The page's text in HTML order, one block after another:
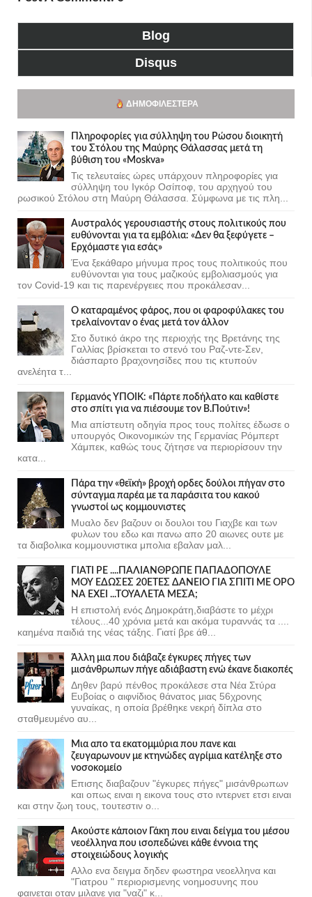
Blog
Disqus
ΔΗΜΟΦΙΛΈΣΤΕΡΑ
Πληροφορίες για σύλληψη του Ρώσου διοικητή
του Στόλου της Mαύρης Θάλασσας μετά τη
βύθιση του «Moskva»
Τις τελευταίες ώρες υπάρχουν πληροφορίες για
σύλληψη του Ιγκόρ Οσίποφ, του αρχηγού του
ρωσικού Στόλου στη Μαύρη Θάλασσα. Σύμφωνα με τις πλη...
Αυστραλός γερουσιαστής στους πολιτικούς που
ευθύνονται για τα εμβόλια: «Δεν θα ξεφύγετε –
Ερχόμαστε για εσάς»
Ένα ξεκάθαρο μήνυμα προς τους πολιτικούς που
ευθύνονται για τους μαζικούς εμβολιασμούς για
τον Covid-19 και τις παρενέργειες που προκάλεσαν...
Ο καταραμένος φάρος, που οι φαροφύλακες του
τρελαίνονταν ο ένας μετά τον άλλον
Στο δυτικό άκρο της περιοχής της Βρετάνης της
Γαλλίας βρίσκεται το στενό του Ραζ-ντε-Σεν,
διάσπαρτο βραχονησίδες που τις κτυπούν
ανελέητα τ...
Γερμανός ΥΠΟΙΚ: «Πάρτε ποδήλατο και καθίστε
στο σπίτι για να πιέσουμε τον Β.Πούτιν»!
Μια απίστευτη οδηγία προς τους πολίτες έδωσε ο
υπουργός Οικονομικών της Γερμανίας Ρόμπερτ
Χάμπεκ, καθώς τους ζήτησε να περιορίσουν την
κατα...
Πάρα την «θεϊκή» βροχή ορδες δούλοι πήγαν στο
σύνταγμα παρέα με τα παράσιτα του κακού
γνωστοί ως κομμουνιστες
Μυαλο δεν βαζουν οι δουλοι του Γιαχβε και των
φυλων του εδω και πανω απο 20 αιωνες ουτε με
τα διαβολικα κομμουνιστικα μπολια εβαλαν μαλ...
ΓΙΑΤΙ ΡΕ ....ΠΑΛΙΑΝΘΡΩΠΕ ΠΑΠΑΔΟΠΟΥΛΕ
ΜΟΥ ΕΔΩΣΕΣ 20ΕΤΕΣ ΔΑΝΕΙΟ ΓΙΑ ΣΠΙΤΙ ΜΕ ΟΡΟ
ΝΑ ΕΧΕΙ ...ΤΟΥΑΛΕΤΑ ΜΕΣΑ;
Η επιστολή ενός Δημοκράτη,διαβάστε το μέχρι
τέλους...40 χρόνια μετά και ακόμα τυραννάς τα ....
καημένα παιδιά της νέας τάξης. Γιατί βρε άθ...
Άλλη μια που διάβαζε έγκυρες πήγες των
μισάνθρωπων πήγε αδιάβαστη ενώ έκανε διακοπές
Δηθεν βαρύ πένθος προκάλεσε στα Νέα Στύρα
Ευβοίας ο αιφνίδιος θάνατος μιας 56χρονης
γυναίκας, η οποία βρέθηκε νεκρή δίπλα στο
σταθμευμένο αυ...
Μια απο τα εκατομμύρια που πανε και
ζευγαρωνουν με κτηνώδες αγρίμια κατέληξε στο
νοσοκομείο
Επισης διαβαζουν "έγκυρες πήγες" μισάνθρωπων
και οπως ειναι η εικονα τους στο ιντερνετ ετσι ειναι
και στην ζωη τους, τουτεστιν ο...
Ακούστε κάποιον Γάκη που ειναι δείγμα του μέσου
νεοέλληνα που ισοπεδώνει κάθε έννοια της
στοιχειώδους λογικής
Αλλο ενα δειγμα δηδεν φωστηρα νεοελληνα και
"Γιατρου " περιορισμενης νοημοσυνης που
φαινεται οταν μιλανε για "ναζι" κ...